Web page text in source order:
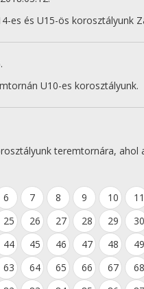
es és U15-ös korosztályunk
U10-es korosztályunk.
teremtornára, ahol
6 7 8 9 10 11
25 26 27 28 29 30
44 45 46 47 48 49
63 64 65 66 67 68